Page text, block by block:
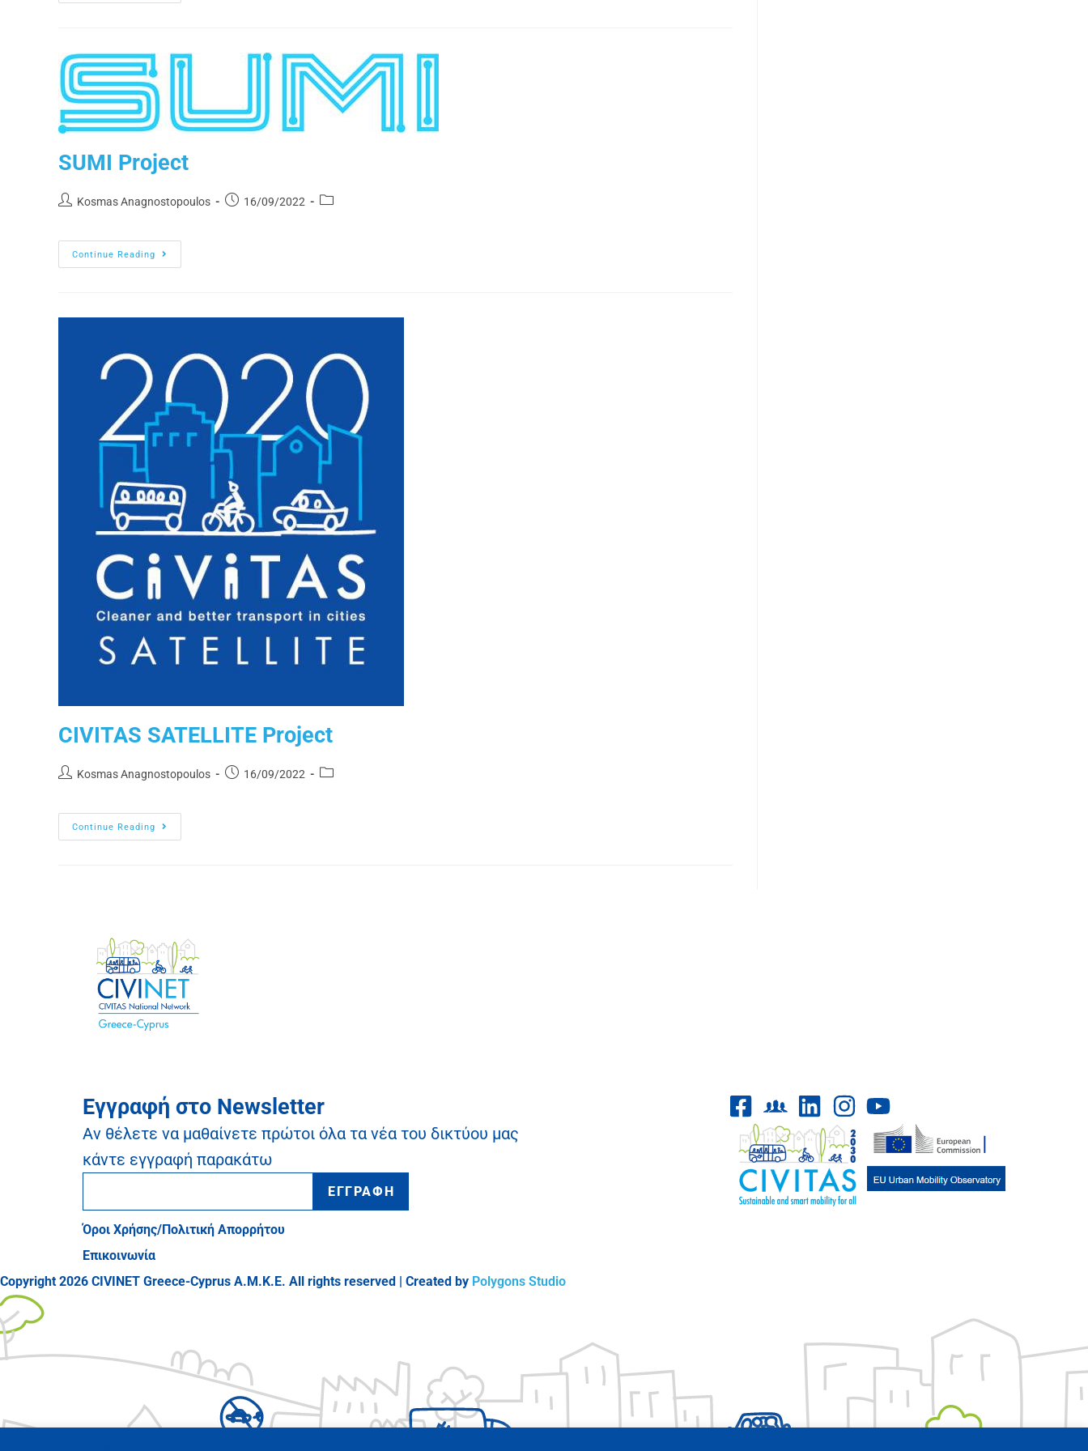
SUMI Project
Kosmas Anagnostopoulos 16/09/2022
Continue Reading
CIVITAS SATELLITE Project
Kosmas Anagnostopoulos 16/09/2022
Continue Reading
Εγγραφή στο Newsletter
Αν θέλετε να μαθαίνετε πρώτοι όλα τα νέα του δικτύου μας
κάντε εγγραφή παρακάτω
ΕΓΓΡΑΦΗ
Όροι Χρήσης/Πολιτική Απορρήτου
Επικοινωνία
Copyright 2026 CIVINET Greece-Cyprus A.M.K.E. All rights reserved | Created by Polygons Studio